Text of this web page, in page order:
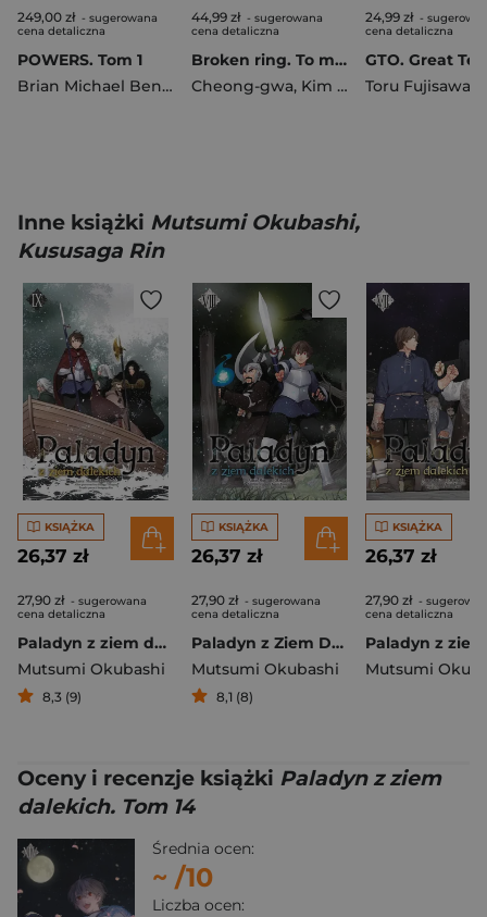
249,00 zł - sugerowana
cena detaliczna
POWERS. Tom 1
Brian Michael Bendis
,Michael Avon Oeming
44,99 zł - sugerowana
cena detaliczna
Broken ring. To małżeństwo i tak się rozpadnie. Tom 4
Cheong-gwa, Kim Chacha , CHOKAM
24,99 zł -
cena detaliczna
Toru Fujisawa
Inne książki Mutsumi Okubashi,
Kususaga Rin
KSIĄŻKA
26,37 zł
27,90 zł - sugerowana
cena detaliczna
Paladyn z ziem dalekich. Tom 9
Mutsumi Okubashi
8,3 (9)
KSIĄŻKA
26,37 zł
27,90 zł - sugerowana
cena detaliczna
Paladyn z Ziem Dalekich. Tom 8
Mutsumi Okubashi
8,1 (8)
KSIĄŻKA
26,37 zł
27,90 zł -
cena detaliczna
Mutsumi
Oceny i recenzje książki Paladyn z ziem
dalekich. Tom 14
Średnia ocen:
~ /10
Liczba ocen: